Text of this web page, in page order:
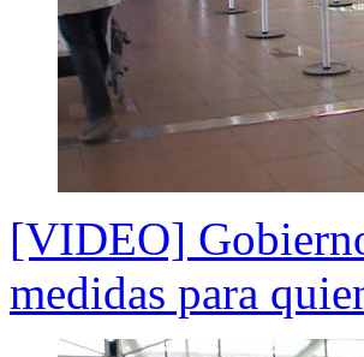
[VIDEO]
medidas para